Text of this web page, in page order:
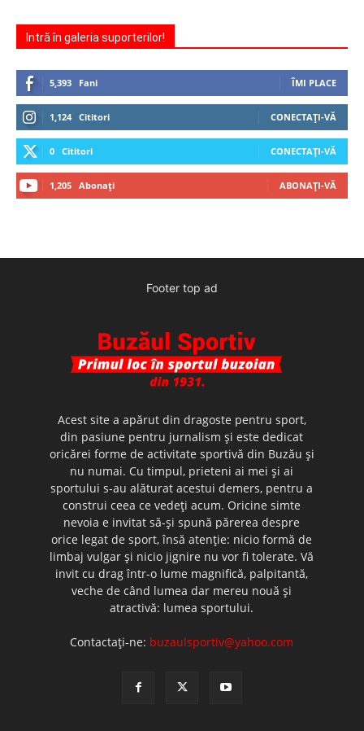
Intră în galeria suporterilor!
5,393 Fani ÎMI PLACE
1,124 Cititori CONECTAȚI-VĂ
0 Cititori CONECTAȚI-VĂ
1,205 Abonați ABONAȚI-VĂ
Footer top ad
Acest site a apărut din dragoste pentru sport,
din pasiune pentru jurnalism şi este dedicat
oricărei forme de activitate sportivă din Buzău şi
nu numai. Cu timpul, prieteni ai mei şi ai
sportului s-au alăturat acestui demers, pentru a
construi ceea ce vedeţi acum. Oricine simte
nevoia e invitat să-şi spună părerea despre
orice legat de sport, însă atenţie: nicio formă de
limbaj vulgar şi nicio jignire nu vor fi tolerate. Vă
invit cu drag într-o lume magnifică, palpitantă,
veche de când lumea dar mereu nouă şi
atractivă: lumea sportului.
Contactați-ne: buzaulsportiv@yahoo.com